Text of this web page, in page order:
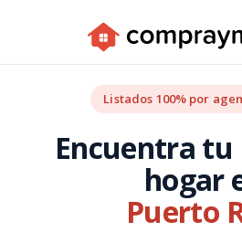
Listados 100% por
Encuentra
hogar
Puerto